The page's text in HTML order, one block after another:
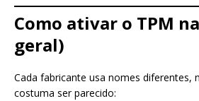
Como ativar o TPM
geral)
Cada fabricante usa nomes diferentes,
costuma ser parecido: